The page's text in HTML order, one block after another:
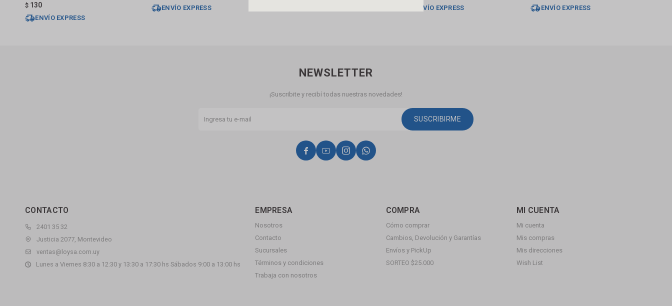
$ 130
ENVÍO EXPRESS
ENVÍO EXPRESS ENVÍO EXPRESS ENVÍO EXPRESS
CONTACTO
2401 35 32
Justicia 2077, Montevideo
ventas@loysa.com.uy
Lunes a Viernes 8:30 a 12:30 y 13:30 a 17:30 hs Sábados 9:00 a 13:00 hs
EMPRESA
Nosotros
Contacto
Sucursales
Términos y condiciones
Trabaja con nosotros
COMPRA
Cómo comprar
Cambios, Devolución y Garantías
Envíos y PickUp
SORTEO $25.000
MI CUENTA
Mi cuenta
Mis compras
Mis direcciones
Wish List
NEWSLETTER
¡Suscribite y recibí todas nuestras novedades!
SUSCRIBIRME
   